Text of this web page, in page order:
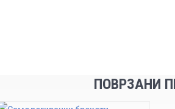
ПОВРЗАНИ